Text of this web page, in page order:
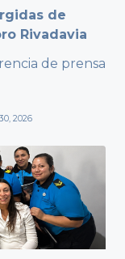
de
Rivadavia
de prensa
2026